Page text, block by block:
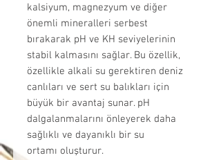
kalsiyum, magnezyum ve diğer
önemli mineralleri serbest
bırakarak pH ve KH seviyelerinin
stabil kalmasını sağlar. Bu özellik,
özellikle alkali su gerektiren deniz
canlıları ve sert su balıkları için
büyük bir avantaj sunar. pH
dalgalanmalarını önleyerek daha
sağlıklı ve dayanıklı bir su
ortamı oluşturur.